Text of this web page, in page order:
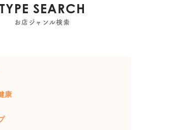
TYPE SEARCH
お店ジャンル検索
康